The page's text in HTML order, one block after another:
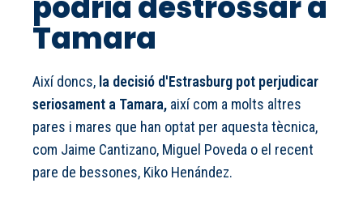
Tamara
Així doncs, la decisió d'Estrasburg pot perjudicar
seriosament a Tamara, així com a molts altres
pares i mares que han optat per aquesta tècnica,
com Jaime Cantizano, Miguel Poveda o el recent
pare de bessones, Kiko Henández.